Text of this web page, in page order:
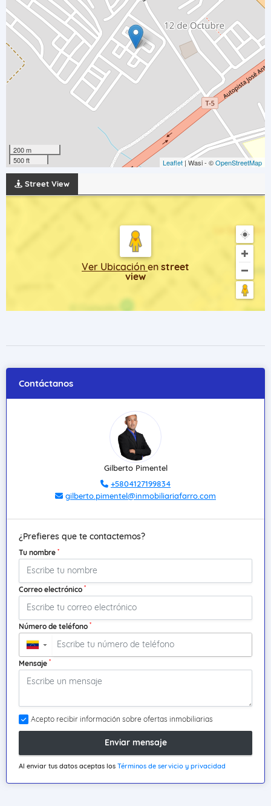
200 m
500 ft
Leaflet | Wasi - ©OpenStreetMap
Street View
Ver Ubicación en street
view
Contáctanos
Gilberto Pimentel
+5804127199834
gilberto.pimentel@inmobiliariafarro.com
¿Prefieres que te contactemos?
Tu nombre *
Correo electrónico *
Número de teléfono *
▼
Mensaje *
Acepto recibir información sobre ofertas inmobiliarias
Enviar mensaje
Al enviar tus datos aceptas los Términos de servicio y privacidad